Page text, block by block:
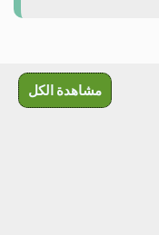
مشاهدة الكل